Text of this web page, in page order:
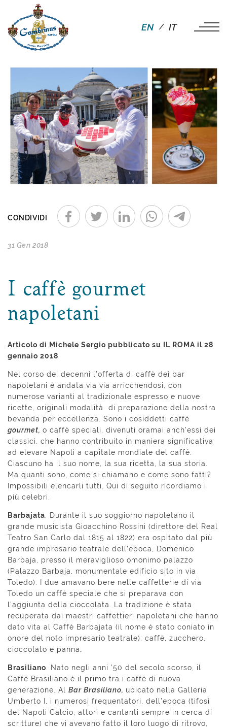
EN IT
CONDIVIDI
31 Gen 2018
I caffè gourmet
napoletani
Articolo di Michele Sergio pubblicato su IL ROMA il 28
gennaio 2018
Nel corso dei decenni l’offerta di caffè dei bar
napoletani è andata via via arricchendosi, con
numerose varianti al tradizionale espresso e nuove
ricette, originali modalità di preparazione della nostra
bevanda per eccellenza. Sono i cosiddetti caffè
gourmet, o caffè speciali, divenuti oramai anch’essi dei
classici, che hanno contribuito in maniera significativa
ad elevare Napoli a capitale mondiale del caffè.
Ciascuno ha il suo nome, la sua ricetta, la sua storia.
Ma quanti sono, come si chiamano e come sono fatti?
Impossibili elencarli tutti. Qui di seguito ricordiamo i
più celebri.
Barbajata . Durante il suo soggiorno napoletano il
grande musicista Gioacchino Rossini (direttore del Real
Teatro San Carlo dal 1815 al 1822) era ospitato dal più
grande impresario teatrale dell’epoca, Domenico
Barbaja, presso il meraviglioso omonimo palazzo
(Palazzo Barbaja, monumentale edificio sito in via
Toledo). I due amavano bere nelle caffetterie di via
Toledo un caffè speciale che si preparava con
l’aggiunta della cioccolata. La tradizione è stata
recuperata dai maestri caffettieri napoletani che hanno
dato vita al Caffè Barbajata (il nome è stato coniato in
onore del noto impresario teatrale): caffè, zucchero,
cioccolato e panna.
Brasiliano . Nato negli anni ’50 del secolo scorso, il
Caffè Brasiliano è il primo tra i caffè di nuova
generazione. Al Bar Brasiliano, ubicato nella Galleria
Umberto I, i numerosi frequentatori, dell’epoca (tifosi
del Napoli Calcio, attori e cantanti sempre in cerca di
scritture) che vi avevano fatto il loro luogo di ritrovo,